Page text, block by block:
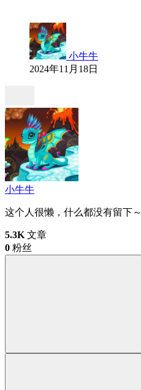
小牛牛
2024年11月18日
小牛牛
这个人很懒，什么都没有留下～
5.3K 文章
0 粉丝